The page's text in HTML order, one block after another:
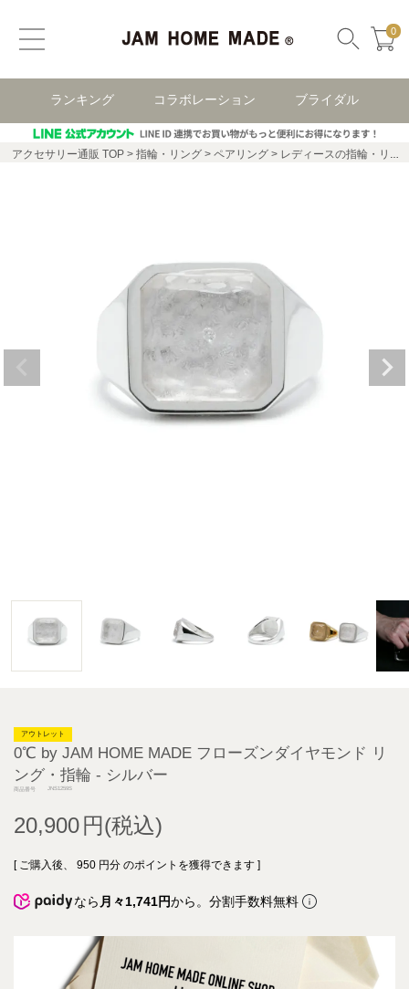
0
ランキング コラボレーション ブライダル
アクセサリー通販 TOP 指輪・リング ペアリング レディースの指輪・リング
アウトレット
0℃ by JAM HOME MADE フローズンダイヤモンド リ
ング・指輪 - シルバー
商品番号 JNS1259S
20,900
[ ご購入後、 950 円分 のポイントを獲得できます ]
なら 月々1,741円から。分割手数料無料